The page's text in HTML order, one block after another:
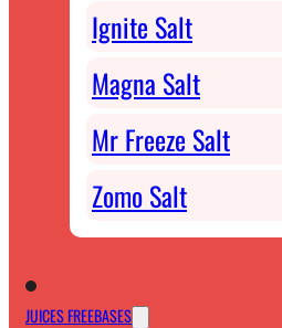
Ignite Salt
Magna Salt
Mr Freeze Salt
Zomo Salt
JUICES FREEBASES